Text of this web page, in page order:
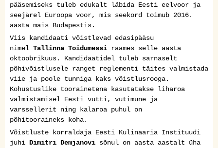
pääsemiseks tuleb edukalt läbida Eesti eelvoor ja
seejärel Euroopa voor, mis seekord toimub 2016.
aasta mais Budapestis.
Viis kandidaati võistlevad edasipääsu
nimel Tallinna Toidumessi raames selle aasta
oktoobrikuus. Kandidaatidel tuleb sarnaselt
põhivõistlusele ranget reglementi täites valmistada
viie ja poole tunniga kaks võistlusrooga.
Kohustuslike toorainetena kasutatakse liharoa
valmistamisel Eesti vutti, vutimune ja
varssellerit ning kalaroa puhul on
põhitooraineks
koha.
Võistluste korraldaja Eesti Kulinaaria Instituudi
juhi Dimitri Demjanovi sõnul on aasta aastalt üha